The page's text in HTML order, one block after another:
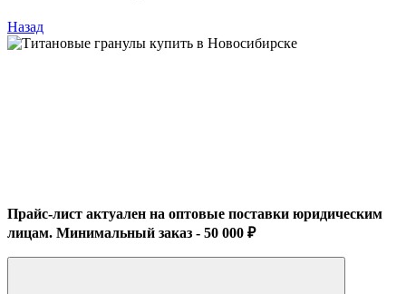
Назад
Прайс-лист актуален на оптовые поставки юридическим
лицам. Минимальный заказ - 50 000 ₽